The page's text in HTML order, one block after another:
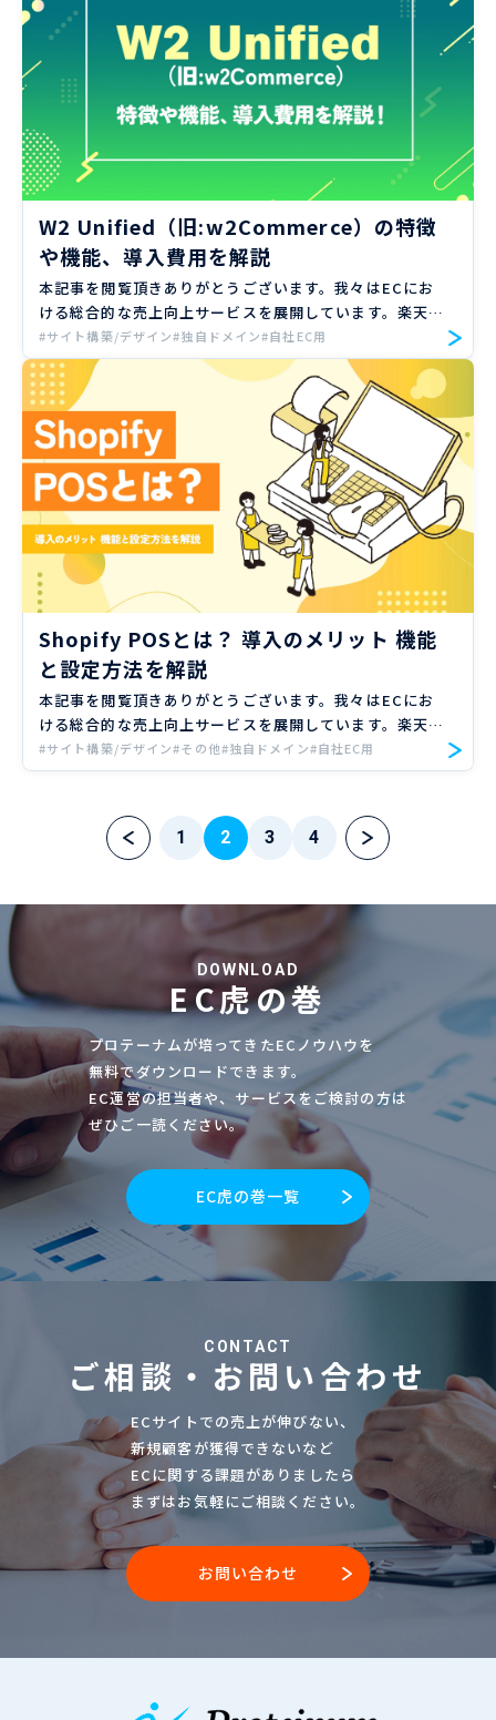
W2 Unified（旧:w2Commerce）の特徴
や機能、導入費用を解説
本記事を閲覧頂きありがとうございます。我々はECにお
ける総合的な売上向上サービスを展開しています。楽天、
Amazon、Yahoo!ショッピングの大手ECモールや自社サ
イトのご支援実績のもと、EC売上向上のノウハウをお届
け […]
#サイト構築/デザイン#独自ドメイン#自社EC用
Shopify POSとは？ 導入のメリット 機能
と設定方法を解説
本記事を閲覧頂きありがとうございます。我々はECにお
ける総合的な売上向上サービスを展開しています。楽天、
Amazon、Yahoo!ショッピングの大手ECモールや自社サ
イトのご支援実績のもと、EC売上向上のノウハウをお届
#サイト構築/デザイン#その他#独自ドメイン#自社EC用
ー
ジ
送
り
1 2 3 4
DOWNLOAD
EC虎の巻
プロテーナムが培ってきたECノウハウを
無料でダウンロードできます。
EC運営の担当者や、サービスをご検討の方は
ぜひご一読ください。
EC虎の巻一覧
CONTACT
ご相談・お問い合わせ
ECサイトでの売上が伸びない、
新規顧客が獲得できないなど
ECに関する課題がありましたら
まずはお気軽にご相談ください。
お問い合わせ